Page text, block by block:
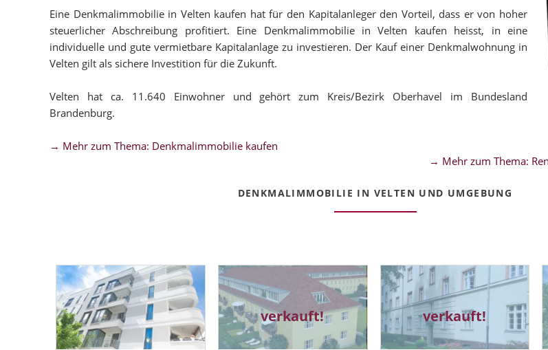
Eine Denkmalimmobilie in Velten kaufen hat für den Kapitalanleger den Vorteil, dass er von hoher
steuerlicher Abschreibung profitiert. Eine Denkmalimmobilie in Velten kaufen heisst, in eine
individuelle und gute vermietbare Kapitalanlage zu investieren. Der Kauf einer Denkmalwohnung in
Velten gilt als sichere Investition für die Zukunft.
Velten hat ca. 11.640 Einwohner und gehört zum Kreis/Bezirk Oberhavel im Bundesland
Brandenburg.
→ Mehr zum Thema: Denkmalimmobilie kaufen
→ Mehr zum Thema:
DENKMALIMMOBILIE IN VELTEN UND UMGEBUNG
verkauft! verkauft!